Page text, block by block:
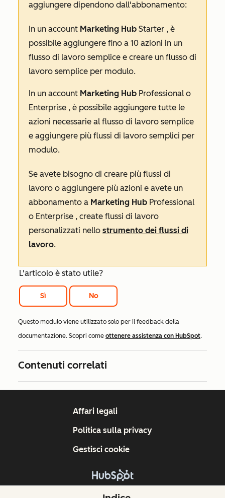
aggiungere dipendono dall'abbonamento:
In un account Marketing Hub Starter , è
possibile aggiungere fino a 10 azioni in un
flusso di lavoro semplice e creare un flusso di
lavoro semplice per modulo.
In un account Marketing Hub Professional o
Enterprise , è possibile aggiungere tutte le
azioni necessarie al flusso di lavoro semplice
e aggiungere più flussi di lavoro semplici per
modulo.
Se avete bisogno di creare più flussi di
lavoro o aggiungere più azioni e avete un
abbonamento a Marketing Hub Professional
o Enterprise , create flussi di lavoro
personalizzati nello strumento dei flussi di
lavoro.
L'articolo è stato utile?
Sì No
Questo modulo viene utilizzato solo per il feedback della
documentazione. Scopri come ottenere assistenza con HubSpot.
Contenuti correlati
Copyright © 2026 HubSpot, Inc.
Affari legali
Politica sulla privacy
Gestisci cookie